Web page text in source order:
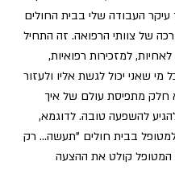
העבודה שלי בבית החולים
של צוותי הרפואה. זה התחיל
למזכירות רפואיות,
מי שאני יכול לגשת אליו ולעזור
חלק מתפיסת עולם של איך
להשפעה טובה. לדוגמא,
בבית חולים "תעשה… רק
קולט את ההצעה